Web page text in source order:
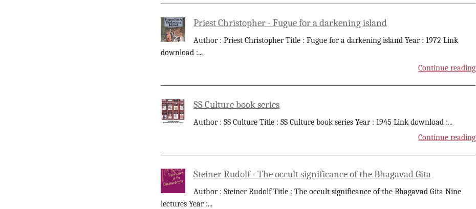
Priest Christopher - Fugue for a darkening island
Author : Priest Christopher Title : Fugue for a darkening island Year : 1972 Link
download :...
Continue reading
SS Culture book series
Author : SS Culture Title : SS Culture book series Year : 1945 Link download :...
Continue reading
Steiner Rudolf - The occult significance of the Bhagavad Gita
Author : Steiner Rudolf Title : The occult significance of the Bhagavad Gita Nine
lectures Year :...